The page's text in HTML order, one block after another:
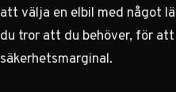
att välja en elbil med något
du tror att du behöver, för att
säkerhetsmarginal.